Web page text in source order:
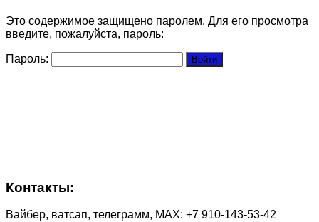
Это содержимое защищено паролем. Для его просмотра
введите, пожалуйста, пароль:
Пароль:
Контакты:
Вайбер, ватсап, телеграмм, МАХ: +7 910-143-53-42